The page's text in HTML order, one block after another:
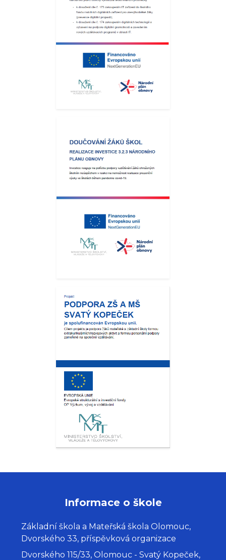
Informace o škole
Základní škola a Mateřská škola Olomouc,
Dvorského 33, příspěvková organizace
Dvorského 115/33, Olomouc - Svatý Kopeček,